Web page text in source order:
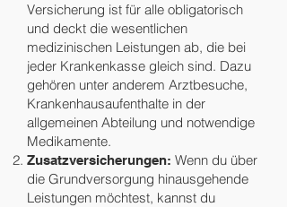
Versicherung ist für alle obligatorisch
und deckt die wesentlichen
medizinischen Leistungen ab, die bei
jeder Krankenkasse gleich sind. Dazu
gehören unter anderem Arztbesuche,
Krankenhausaufenthalte in der
allgemeinen Abteilung und notwendige
Medikamente.
Zusatzversicherungen: Wenn du über
die Grundversorgung hinausgehende
Leistungen möchtest, kannst du